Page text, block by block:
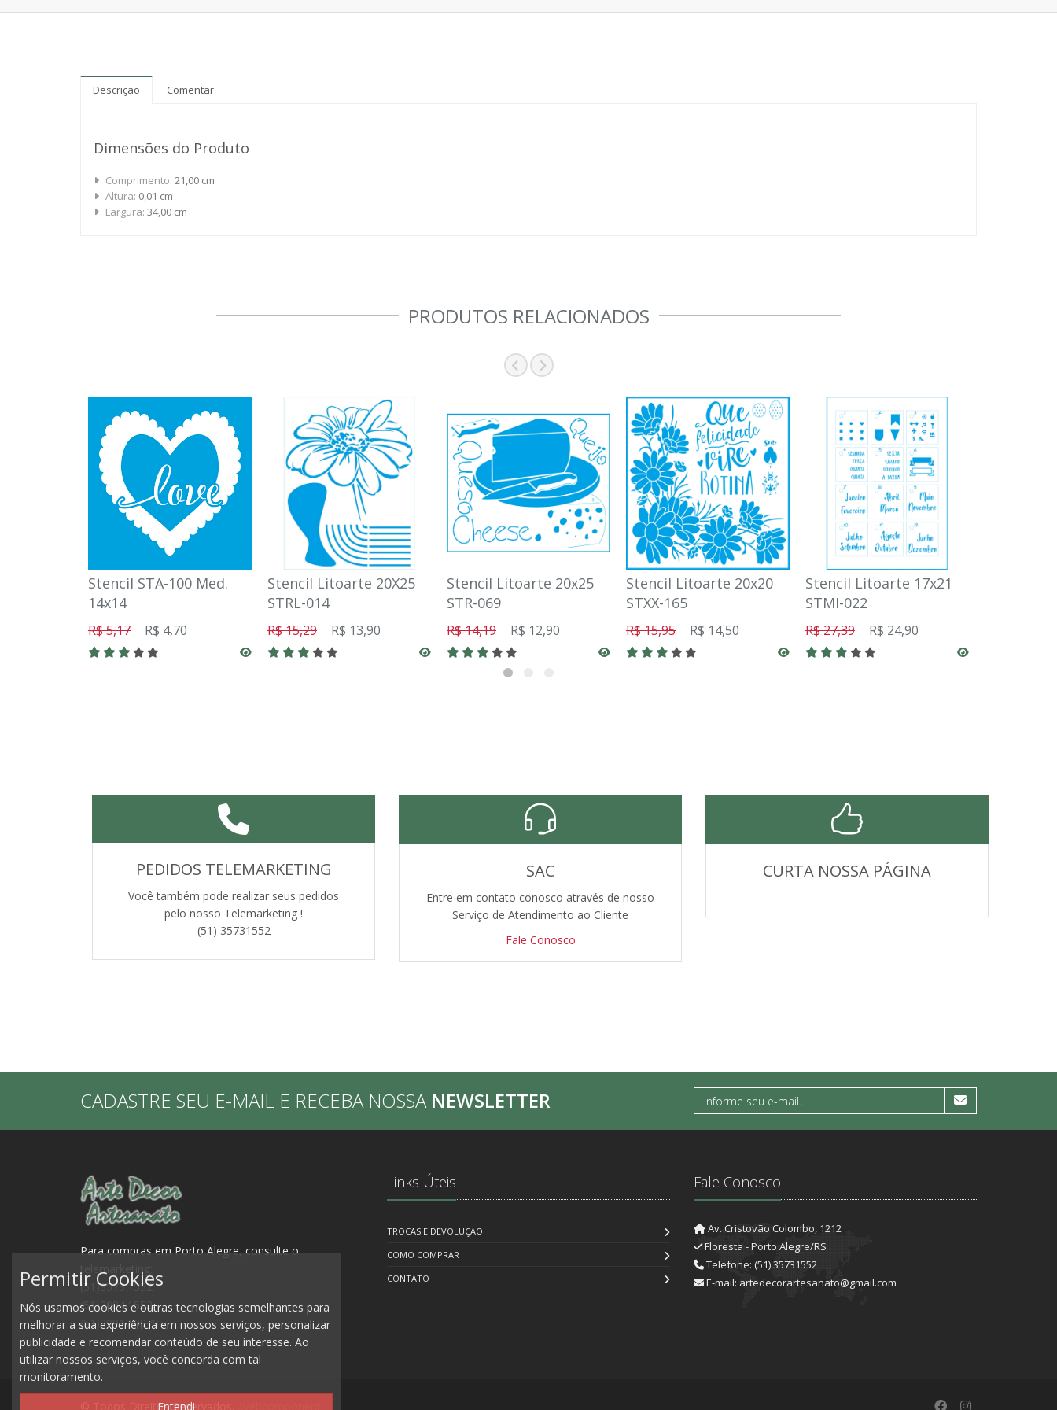
Descrição Comentar
Dimensões do Produto
Comprimento: 21,00 cm
Altura: 0,01 cm
Largura: 34,00 cm
PRODUTOS RELACIONADOS
Stencil STA-100 Med.
14x14
R$ 5,17 R$ 4,70
Stencil Litoarte 20X25
STRL-014
R$ 15,29 R$ 13,90
Stencil Litoarte 20x25
STR-069
R$ 14,19 R$ 12,90
Stencil Litoarte 20x20
STXX-165
R$ 15,95 R$ 14,50
Stencil Litoarte 17x21
STMI-022
R$ 27,39 R$ 24,90
PEDIDOS TELEMARKETING
Você também pode realizar seus pedidos
pelo nosso Telemarketing !
(51) 35731552
SAC
Entre em contato conosco através de nosso
Serviço de Atendimento ao Cliente
Fale Conosco
CURTA NOSSA PÁGINA
CADASTRE SEU E-MAIL E RECEBA NOSSA NEWSLETTER
Para compras em Porto Alegre, consulte o
telemarketing:
(51)3573.1552
(51)3084.1552
(51)99917.0979
Links Úteis
TROCAS E DEVOLUÇÃO
COMO COMPRAR
CONTATO
Fale Conosco
Av. Cristovão Colombo, 1212
Floresta - Porto Alegre/RS
Telefone: (51) 35731552
E-mail: artedecorartesanato@gmail.com
© Todos Direitos Reservados.
Permitir Cookies
Nós usamos cookies e outras tecnologias semelhantes para
melhorar a sua experiência em nossos serviços, personalizar
publicidade e recomendar conteúdo de seu interesse. Ao
utilizar nossos serviços, você concorda com tal
monitoramento.
Entendi